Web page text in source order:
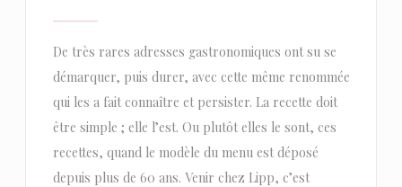
De très rares adresses gastronomiques ont su se
démarquer, puis durer, avec cette même renommée
qui les a fait connaître et persister. La recette doit
être simple ; elle l’est. Ou plutôt elles le sont, ces
recettes, quand le modèle du menu est déposé
depuis plus de 60 ans. Venir chez Lipp, c’est